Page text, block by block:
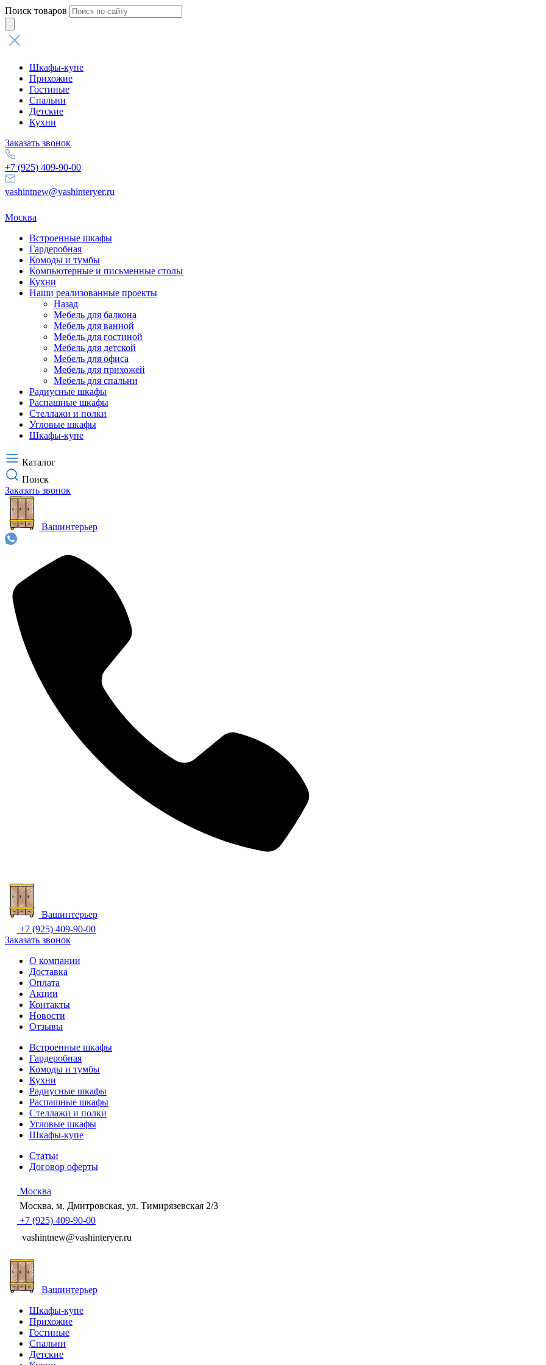
Поиск товаров
Шкафы-купе
Прихожие
Гостиные
Спальни
Детские
Кухни
Заказать звонок
+7 (925) 409-90-00
vashintnew@vashinteryer.ru
Москва
Встроенные шкафы
Гардеробная
Комоды и тумбы
Компьютерные и письменные столы
Кухни
Наши реализованные проекты
Назад
Мебель для балкона
Мебель для ванной
Мебель для гостиной
Мебель для детской
Мебель для офиса
Мебель для прихожей
Мебель для спальни
Радиусные шкафы
Распашные шкафы
Стеллажи и полки
Угловые шкафы
Шкафы-купе
Каталог
Поиск
Заказать звонок
Вашинтерьер
Вашинтерьер
+7 (925) 409-90-00
Заказать звонок
О компании
Доставка
Оплата
Акции
Контакты
Новости
Отзывы
Встроенные шкафы
Гардеробная
Комоды и тумбы
Кухни
Радиусные шкафы
Распашные шкафы
Стеллажи и полки
Угловые шкафы
Шкафы-купе
Статьи
Договор оферты
Москва
Москва, м. Дмитровская, ул. Тимирязевская 2/3
+7 (925) 409-90-00
vashintnew@vashinteryer.ru
Вашинтерьер
Шкафы-купе
Прихожие
Гостиные
Спальни
Детские